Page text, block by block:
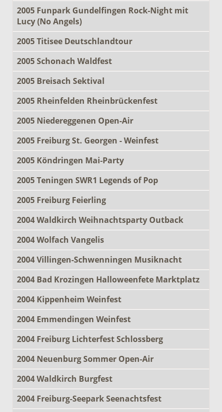
2005 Funpark Gundelfingen Rock-Night mit
Lucy (No Angels)
2005 Titisee Deutschlandtour
2005 Schonach Waldfest
2005 Breisach Sektival
2005 Rheinfelden Rheinbrückenfest
2005 Niedereggenen Open-Air
2005 Freiburg St. Georgen - Weinfest
2005 Köndringen Mai-Party
2005 Teningen SWR1 Legends of Pop
2005 Freiburg Feierling
2004 Waldkirch Weihnachtsparty Outback
2004 Wolfach Vangelis
2004 Villingen-Schwenningen Musiknacht
2004 Bad Krozingen Halloweenfete Marktplatz
2004 Kippenheim Weinfest
2004 Emmendingen Weinfest
2004 Freiburg Lichterfest Schlossberg
2004 Neuenburg Sommer Open-Air
2004 Waldkirch Burgfest
2004 Freiburg-Seepark Seenachtsfest